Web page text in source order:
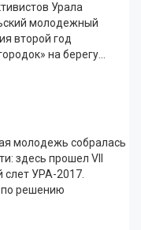
Урала
молодежный
второй год
на берегу…
молодежь собралась
здесь прошел VII
УРА-2017.
решению